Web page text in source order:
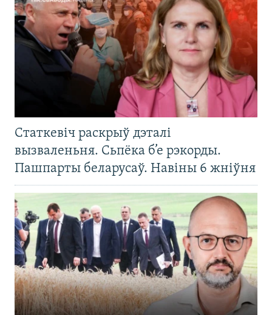
Статкевіч раскрыў дэталі
вызваленьня. Сьпёка б’е рэкорды.
Пашпарты беларусаў. Навіны 6 жніўня